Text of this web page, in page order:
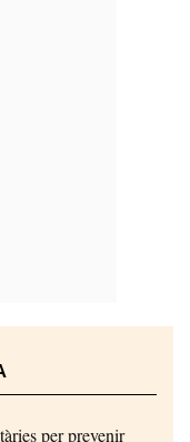
per prevenir